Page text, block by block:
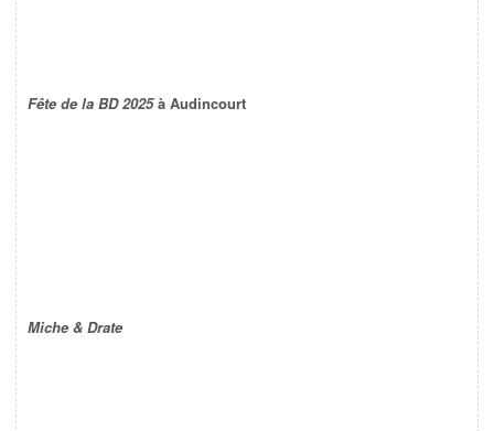
Fête de la BD 2025à Audincourt
Miche & Drate